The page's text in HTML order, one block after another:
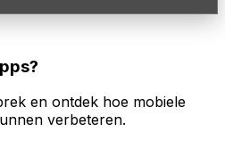
en ontdek hoe mobiele
verbeteren.